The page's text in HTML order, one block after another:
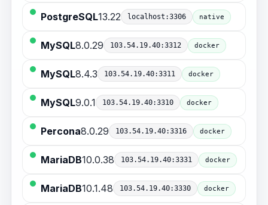
PostgreSQL13.22 localhost:3306 native
MySQL8.0.29 103.54.19.40:3312 docker
MySQL8.4.3 103.54.19.40:3311 docker
MySQL9.0.1 103.54.19.40:3310 docker
Percona8.0.29 103.54.19.40:3316 docker
MariaDB10.0.38 103.54.19.40:3331 docker
MariaDB10.1.48 103.54.19.40:3330 docker